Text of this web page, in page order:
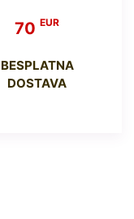
70 EUR
BESPLATNA
DOSTAVA